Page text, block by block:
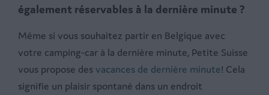
également réservables à la dernière minute ?
Même si vous souhaitez partir en Belgique avec
votre camping-car à la dernière minute, Petite Suisse
vous propose des vacances de dernière minute! Cela
signifie un plaisir spontané dans un endroit